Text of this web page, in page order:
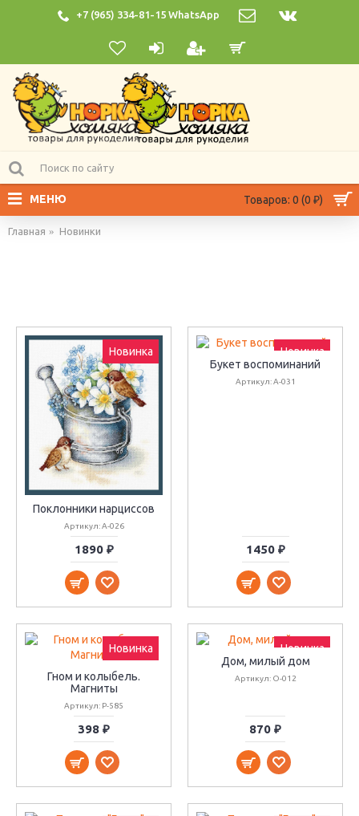
+7 (965) 334-81-15 WhatsApp
Товаров: 0 (0 ₽)
МЕНЮ
Главная Новинки
Новинка
Поклонники нарциссов
Артикул: А-026
1890 ₽
Новинка
Букет воспоминаний
Артикул: А-031
1450 ₽
Новинка
Гном и колыбель.
Магниты
Артикул: Р-585
398 ₽
Новинка
Дом, милый дом
Артикул: О-012
870 ₽